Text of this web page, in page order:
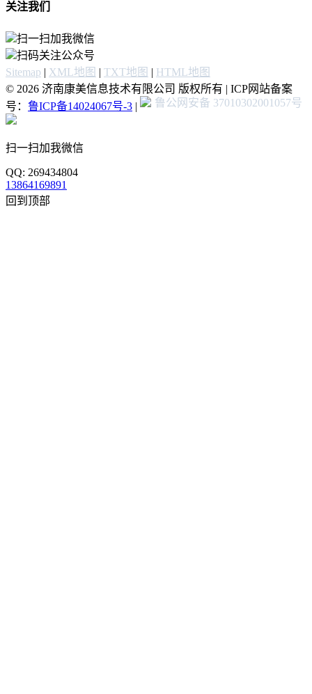
关注我们
扫一扫加我微信
扫码关注公众号
Sitemap | XML地图 | TXT地图 | HTML地图
© 2026 济南康美信息技术有限公司 版权所有 | ICP网站备案
号： 鲁ICP备14024067号-3 | 鲁公网安备 37010302001057号
扫一扫加我微信
QQ: 269434804
13864169891
回到顶部